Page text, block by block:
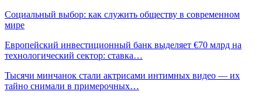
Социальный выбор: как служить обществу в современном
мире
Европейский инвестиционный банк выделяет €70 млрд на
технологический сектор: ставка…
Тысячи минчанок стали актрисами интимных видео — их
тайно снимали в примерочных…